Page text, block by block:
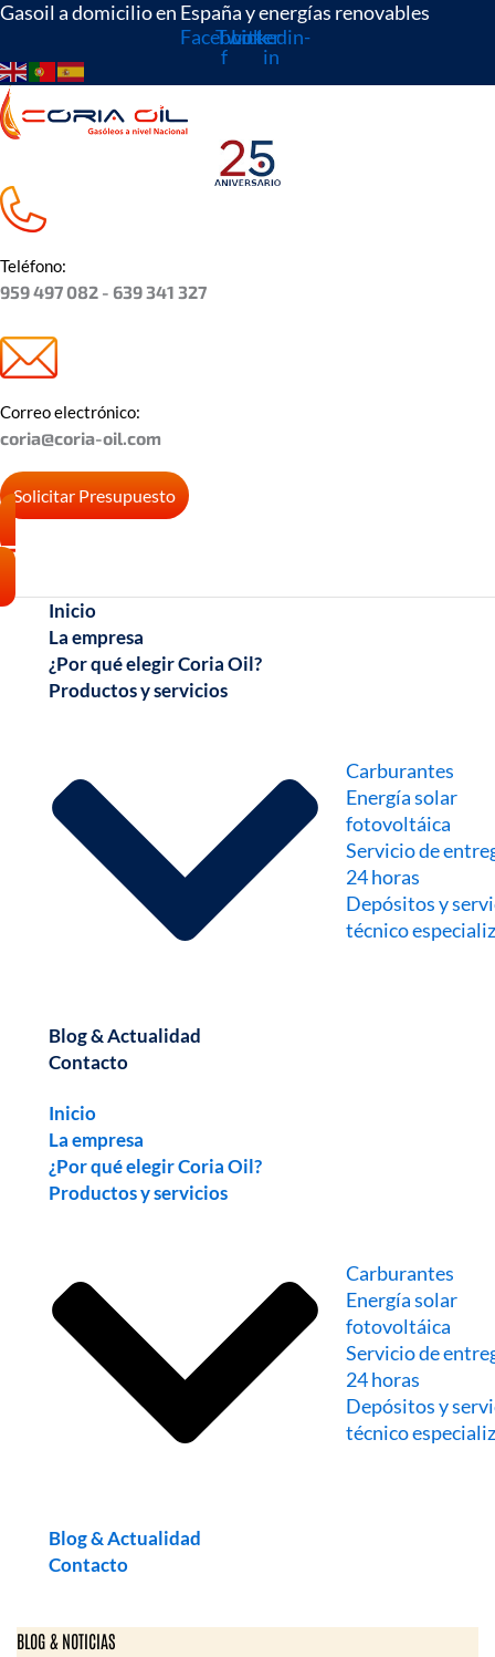
Ir
contenido
Gasoil a domicilio en España y energías renovables
Facebook-
f
Twitter
Linkedin-
in
Teléfono:
959 497 082 - 639 341 327
Correo electrónico:
coria@coria-oil.com
Solicitar Presupuesto
Inicio
La empresa
¿Por qué elegir Coria Oil?
Productos y servicios
Carburantes
Energía solar
fotovoltáica
Servicio de
24 horas
Depósitos y
técnico
Blog & Actualidad
Contacto
Inicio
La empresa
¿Por qué elegir Coria Oil?
Productos y servicios
Carburantes
Energía solar
fotovoltáica
Servicio de
24 horas
Depósitos y
técnico
Blog & Actualidad
Contacto
BLOG & NOTICIAS